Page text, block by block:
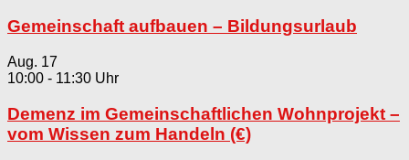
Gemeinschaft aufbauen – Bildungsurlaub
Aug. 17
10:00 - 11:30
Demenz im Gemeinschaftlichen Wohnprojekt –
vom Wissen zum Handeln (€)